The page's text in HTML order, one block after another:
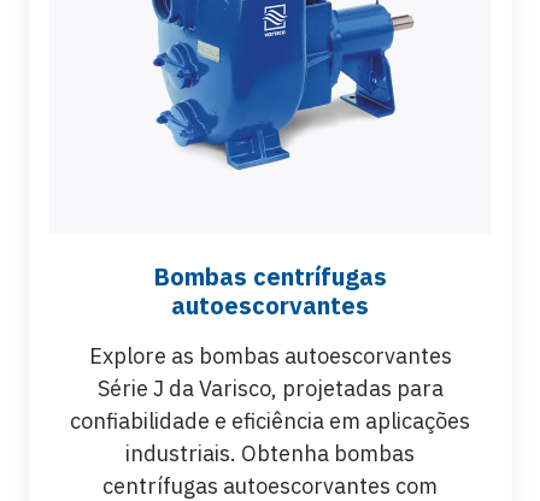
Bombas centrífugas
autoescorvantes
Explore as bombas autoescorvantes
Série J da Varisco, projetadas para
confiabilidade e eficiência em aplicações
industriais. Obtenha bombas
centrífugas autoescorvantes com